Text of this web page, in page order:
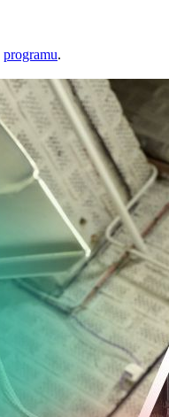
programu.